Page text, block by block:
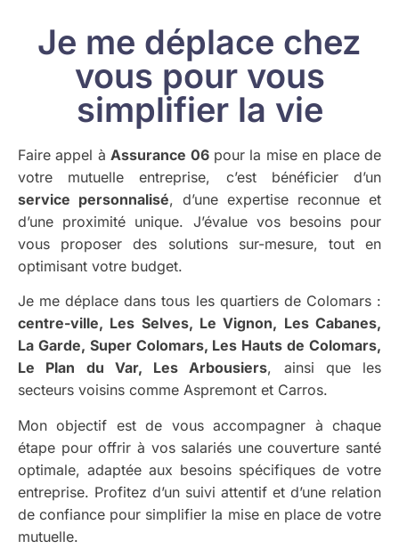
Je me déplace chez
vous pour vous
simplifier la vie
Faire appel à Assurance 06pour la mise en place de
votre mutuelle entreprise, c’est bénéficier d’un
service personnalisé, d’une expertise reconnue et
d’une proximité unique. J’évalue vos besoins pour
vous proposer des solutions sur-mesure, tout en
optimisant votre budget.
Je me déplace dans tous les quartiers de Colomars :
centre-ville, Les Selves, Le Vignon, Les Cabanes,
La Garde, Super Colomars, Les Hauts de Colomars,
Le Plan du Var, Les Arbousiers, ainsi que les
secteurs voisins comme Aspremont et Carros.
Mon objectif est de vous accompagner à chaque
étape pour offrir à vos salariés une couverture santé
optimale, adaptée aux besoins spécifiques de votre
entreprise. Profitez d’un suivi attentif et d’une relation
de confiance pour simplifier la mise en place de votre
mutuelle.